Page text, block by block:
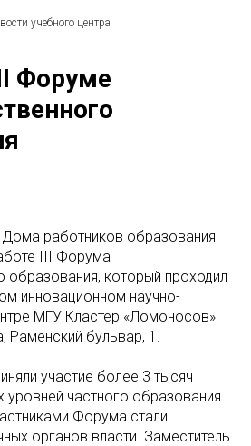
учебного центра
Форуме
работников образования
III Форума
образования, который проходил
инновационном научно-
МГУ Кластер «Ломоносов»
Раменский бульвар, 1.
участие более 3 тысяч
уровней частного образования.
Форума стали
органов власти. Заместитель